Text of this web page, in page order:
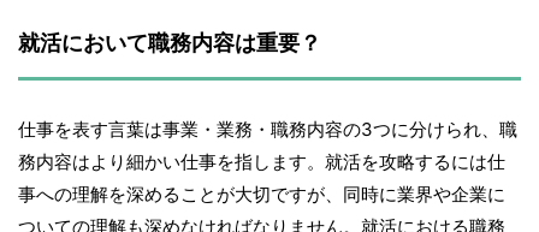
就活において職務内容は重要？
仕事を表す言葉は事業・業務・職務内容の3つに分けられ、職
務内容はより細かい仕事を指します。就活を攻略するには仕
事への理解を深めることが大切ですが、同時に業界や企業に
ついての理解も深めなければなりません。就活における職務